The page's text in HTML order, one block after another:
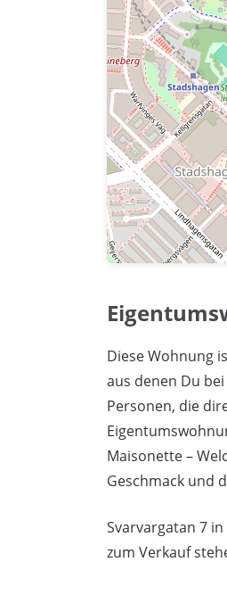
Diese Wohnung
aus denen Du
Personen, die
Maisonette –
Geschmack und
Svarvargatan 7
zum Verkauf